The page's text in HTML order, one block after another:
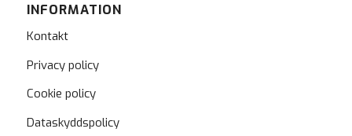
INFORMATION
Kontakt
Privacy policy
Cookie policy
Dataskyddspolicy